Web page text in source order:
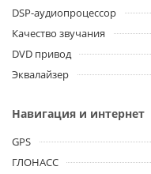
DSP-аудиопроцессор
Качество звучания
DVD привод
Эквалайзер
Навигация и интернет
GPS
ГЛОНАСС